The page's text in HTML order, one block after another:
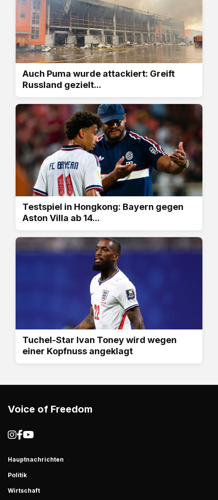
Auch Puma wurde attackiert: Greift
Russland gezielt...
Testspiel in Hongkong: Bayern gegen
Aston Villa ab 14...
Tuchel-Star Ivan Toney wird wegen
einer Kopfnuss angeklagt
Voice of Freedom
Hauptnachrichten
Politik
Wirtschaft